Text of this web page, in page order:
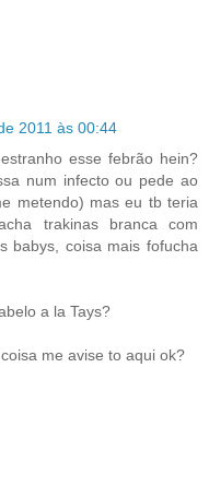
2011 às 00:44
esse febrão hein?
num infecto ou pede ao
metendo) mas eu tb teria
trakinas branca com
babys, coisa mais fofucha
a la Tays?
me avise to aqui ok?